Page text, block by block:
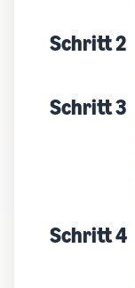
Schritt 2
Schritt 3
Schritt 4